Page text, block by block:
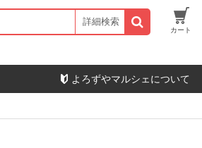
詳細検索
カート
よろずやマルシェについて